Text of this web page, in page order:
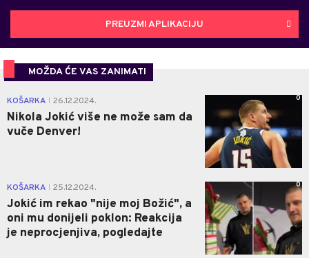
PREUZMI APLIKACIJU
MOŽDA ĆE VAS ZANIMATI
KOŠARKA 26.12.2024.
Nikola Jokić više ne može sam da
vuče Denver!
0
KOŠARKA 25.12.2024.
Jokić im rekao "nije moj Božić", a
oni mu donijeli poklon: Reakcija
je neprocjenjiva, pogledajte
0